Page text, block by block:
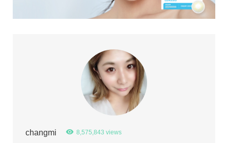
changmi 8,575,843 views